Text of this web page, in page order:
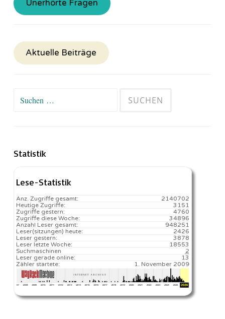
Unerhörte Fragen
Aktuelle Beiträge
Suchen
Statistik
Lese-Statistik
2140702
Anz. Zugriffe gesamt:
3151
Heutige Zugriffe:
4760
Zugriffe gestern:
34896
Zugriffe diese Woche:
948251
Anzahl Leser gesamt:
2426️
Leser(sitzungen) heute:
3878
Leser gestern:
18553️
Leser letzte Woche:
2
Suchmaschinen
13
Leser gerade online:
1. November 2009
Zähler startete: